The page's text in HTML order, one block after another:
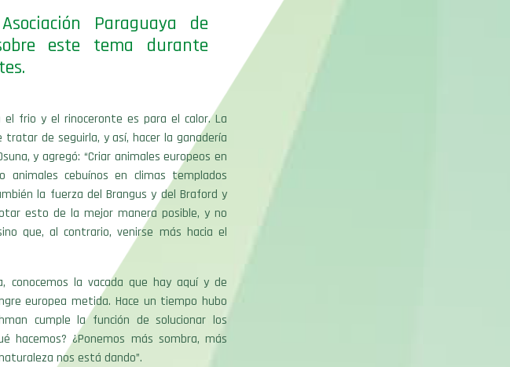
Paraguaya de
este tema durante
el frio y el rinoceronte es para el calor. La
de seguirla, y así, hacer la ganadería
y agregó: “Criar animales europeos en
cebuínos en climas templados
la fuerza del Brangus y del Braford y
esto de la mejor manera posible, y no
que, al contrario, venirse más hacia el
conocemos la vacada que hay aquí y de
europea metida. Hace un tiempo hubo
cumple la función de solucionar los
hacemos? ¿Ponemos más sombra, más
nos está dando”.